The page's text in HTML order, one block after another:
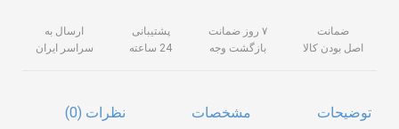
ضمانت
اصل بودن کالا
۷ روز ضمانت
بازگشت وجه
پشتیبانی
24 ساعته
ارسال به
سراسر ایران
توضیحات مشخصات نظرات (0)